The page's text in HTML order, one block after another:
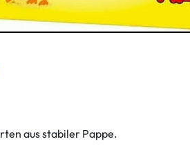
aus stabiler Pappe.